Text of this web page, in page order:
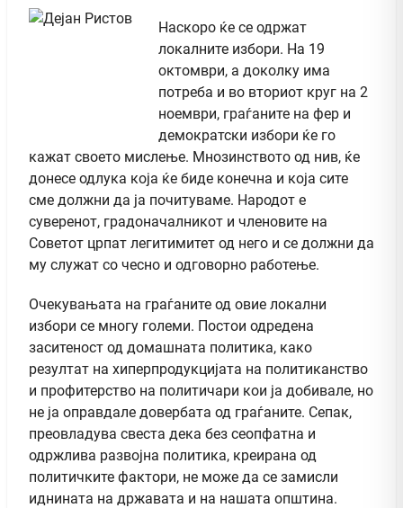
Наскоро ќе се одржат
локалните избори. На 19
октомври, а доколку има
потреба и во вториот круг на 2
ноември, граѓаните на фер и
демократски избори ќе го
кажат своето мислење. Мнозинството од нив, ќе
донесе одлука која ќе биде конечна и која сите
сме должни да ја почитуваме. Народот е
суверенот, градоначалникот и членовите на
Советот црпат легитимитет од него и се должни да
му служат со чесно и одговорно работење.
Очекувањата на граѓаните од овие локални
избори се многу големи. Постои одредена
заситеност од домашната политика, како
резултат на хиперпродукцијата на политиканство
и профитерство на политичари кои ја добивале, но
не ја оправдале довербата од граѓаните. Сепак,
преовладува свеста дека без сеопфатна и
одржлива развојна политика, креирана од
политичките фактори, не може да се замисли
иднината на државата и на нашата општина.